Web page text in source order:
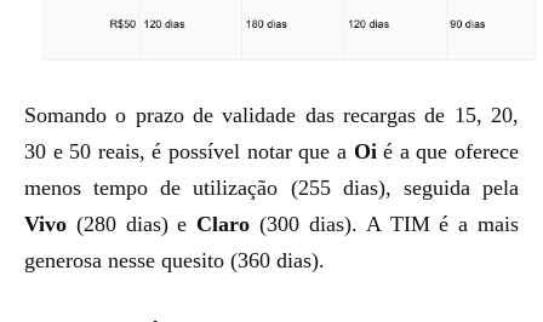
Somando o prazo de validade das recargas de 15, 20,
30 e 50 reais, é possível notar que a Oié a que oferece
menos tempo de utilização (255 dias), seguida pela
Vivo (280 dias) e Claro (300 dias). A TIM é a mais
generosa nesse quesito (360 dias).